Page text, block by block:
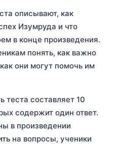
описывают, как
Изумруда и что
в конце произведения.
понять, как важно
они могут помочь им
составляет 10
содержит один ответ.
в произведении
на вопросы, ученики